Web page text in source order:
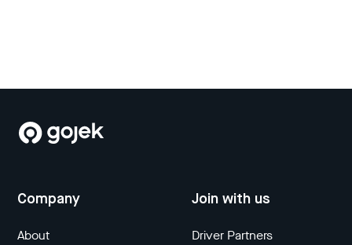
Company
About
Join with us
Driver Partners